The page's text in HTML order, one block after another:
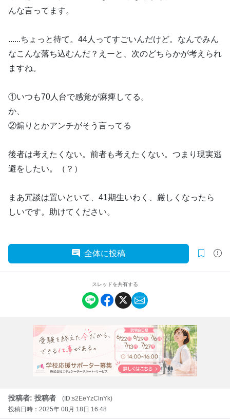
んな言ってます。
......ちょっと待て。44人ってすごいんだけど。なんでみん
なこんな落ち込むんだ？えーと、次のどちらかが考えられ
ますね。
①いつも70人台で感覚が麻痺してる。
か、
②煽りとかアンチがそう言ってる
後者は考えたくない。前者も考えたくない。つまり現実逃
避をしたい。（？）
まあ冗談は置いといて、41期生いわく、厳しくなったら
しいです。助けてください。
全体に投稿
スレッドを共有する
投稿者: 投稿者
(ID:s2EeYzClnYk)
投稿日時：2025年 08月 18日 16:48